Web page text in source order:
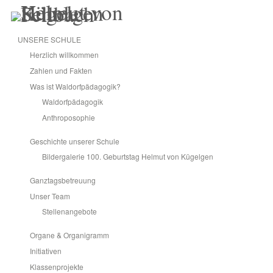
UNSERE SCHULE
Herzlich willkommen
Zahlen und Fakten
Was ist Waldorfpädagogik?
Waldorfpädagogik
Anthroposophie
Geschichte unserer Schule
Bildergalerie 100. Geburtstag Helmut von Kügelgen
Ganztagsbetreuung
Unser Team
Stellenangebote
Organe & Organigramm
Initiativen
Klassenprojekte
Impressum
Helmut von Kügelgen-Schule gemeinnützige GmbH
Siemensstraße 5
D-70736 Fellbach
Amtsgericht Stuttgart, HRB 725924
Geschäftsführung: Ulrich M. Kleber
Die Helmut von Kügelgen-Schule gGmbH ist eine anerkannte
Ersatzschule nach § 10 Privatschulgesetz.
Verein zur Förderung der
Helmut von Kügelgen-Schule,